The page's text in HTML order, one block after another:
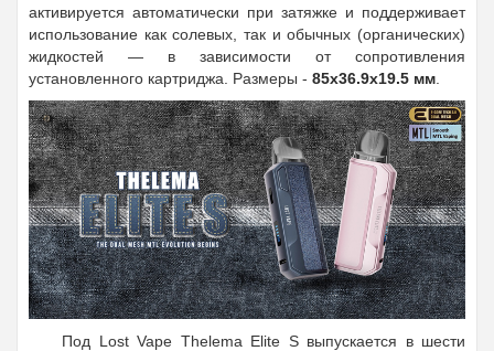
активируется автоматически при затяжке и поддерживает
использование как солевых, так и обычных (органических)
жидкостей — в зависимости от сопротивления
установленного картриджа. Размеры - 85х36.9х19.5 мм
Под Lost Vape Thelema Elite S выпускается в шести